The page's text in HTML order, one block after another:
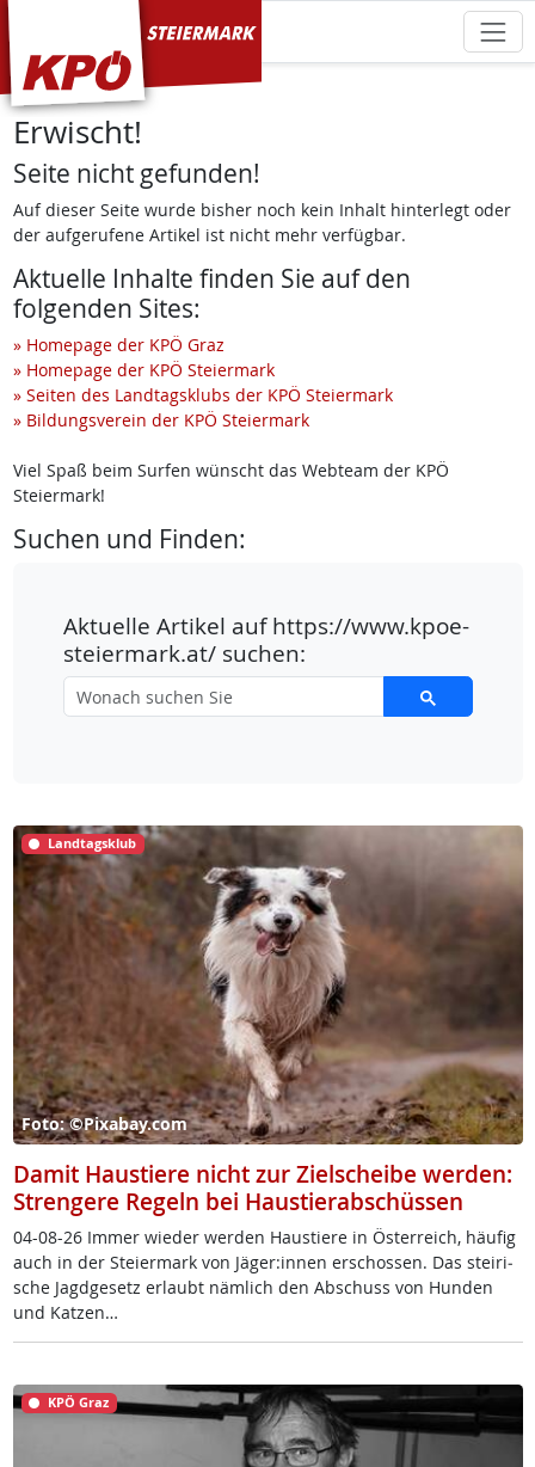
KPÖ Steiermark
Erwischt!
Seite nicht gefunden!
Auf dieser Seite wurde bisher noch kein Inhalt hinterlegt oder
der aufgerufene Artikel ist nicht mehr verfügbar.
Aktuelle Inhalte finden Sie auf den
folgenden Sites:
» Homepage der KPÖ Graz
» Homepage der KPÖ Steiermark
» Seiten des Landtagsklubs der KPÖ Steiermark
» Bildungsverein der KPÖ Steiermark
Viel Spaß beim Surfen wünscht das Webteam der KPÖ
Steiermark!
Suchen und Finden:
Aktuelle Artikel auf https://www.kpoe-
steiermark.at/ suchen:
Landtagsklub
Foto: ©Pixabay.com
Damit Haustiere nicht zur Zielscheibe werden:
Strengere Regeln bei Haustierabschüssen
04-08-26 Im­mer wie­der wer­den Haus­tie­re in Ös­t­er­reich, häu­fig
auch in der Stei­er­mark von Jä­ger:in­nen er­schos­sen. Das stei­ri­
sche Jagd­ge­setz er­laubt näm­lich den Ab­schuss von Hun­den
und Kat­zen…
KPÖ Graz